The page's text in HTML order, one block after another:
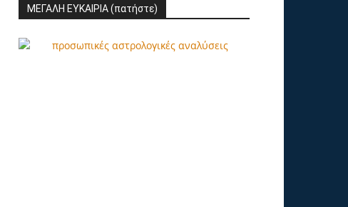
ΜΕΓΑΛΗ ΕΥΚΑΙΡΙΑ (πατήστε)